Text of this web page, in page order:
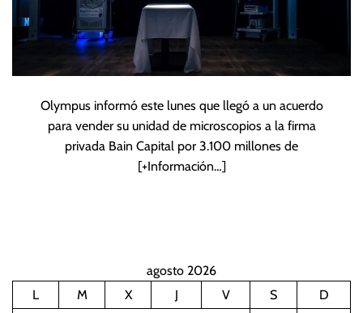
Olympus informó este lunes que llegó a un acuerdo
para vender su unidad de microscopios a la firma
privada Bain Capital por 3.100 millones de
[+Información…]
agosto 2026
L
M X J V S
D